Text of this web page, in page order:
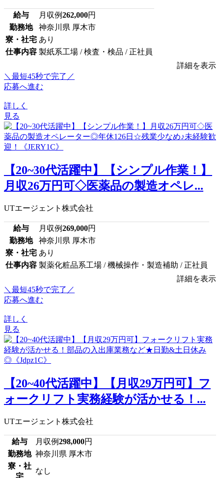
給与 月収例262,000円
勤務地
神奈川県 厚木市
寮・社宅 あり
仕事内容 製紙系工場 / 検査・検品 / 正社員
詳細を表示
＼最短45秒で完了／
応募へ進む
詳しく
見る
【20~30代活躍中】【シンプル作業！】
月収26万円可◇医薬品の製造オペレ...
UTエージェント株式会社
給与 月収例269,000円
勤務地
神奈川県 厚木市
寮・社宅 あり
仕事内容 製薬化粧品系工場 / 機械操作・製造補助 / 正社員
詳細を表示
＼最短45秒で完了／
応募へ進む
詳しく
見る
【20~40代活躍中】【月収29万円可】フ
ォークリフト実務経験が活かせる！...
UTエージェント株式会社
給与 月収例298,000円
勤務地 神奈川県 厚木市
寮・社
宅
なし